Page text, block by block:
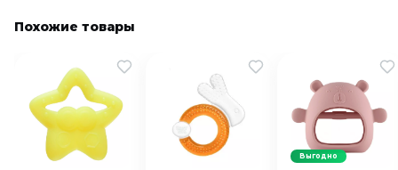
Похожие товары
Выгодно